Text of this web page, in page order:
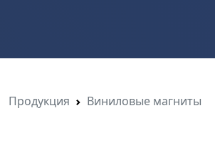
Продукция Виниловые магниты